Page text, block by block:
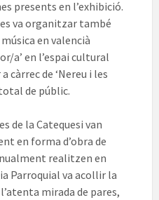
presents en l’exhibició.
va organitzar també
en valencià
a’ en l’espai cultural
càrrec de ‘Nereu i les
de públic.
de la Catequesi van
en forma d’obra de
realitzen en
Parroquial va acollir la
mirada de pares,